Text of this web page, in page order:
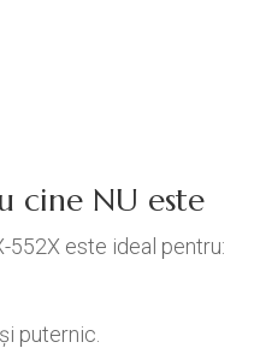
cine NU este
552X este ideal pentru:
puternic.